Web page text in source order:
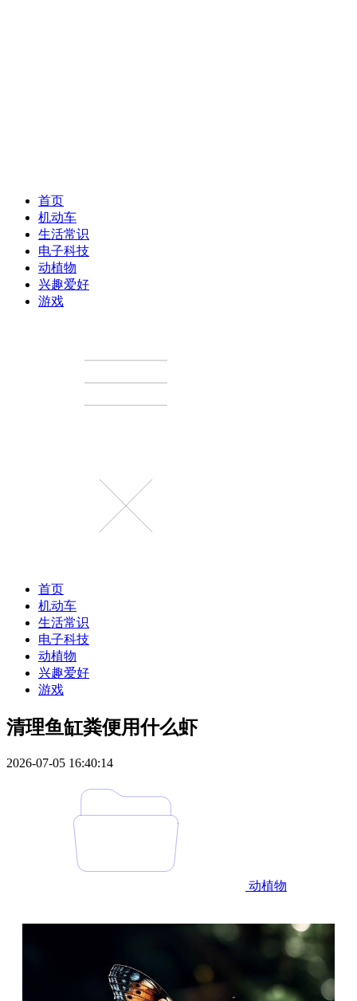
首页
机动车
生活常识
电子科技
动植物
兴趣爱好
游戏
首页
机动车
生活常识
电子科技
动植物
兴趣爱好
游戏
清理鱼缸粪便用什么虾
2026-07-05 16:40:14
动植物